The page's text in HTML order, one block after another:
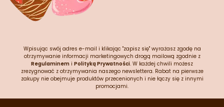
Wpisując swój adres e-mail i klikając "zapisz się" wyrażasz zgodę na
otrzymywanie informacji marketingowych drogą mailową zgodnie z
Regulaminem i Polityką Prywatności. W każdej chwili możesz
zrezygnować z otrzymywania naszego newslettera. Rabat na pierwsze
zakupy nie obejmuje produktów przecenionych i nie łączy się z innymi
promocjami.